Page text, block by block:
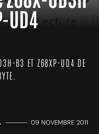
UD4
B3 ET Z68XP-UD4 DE
————— 09 NOVEMBRE 2011